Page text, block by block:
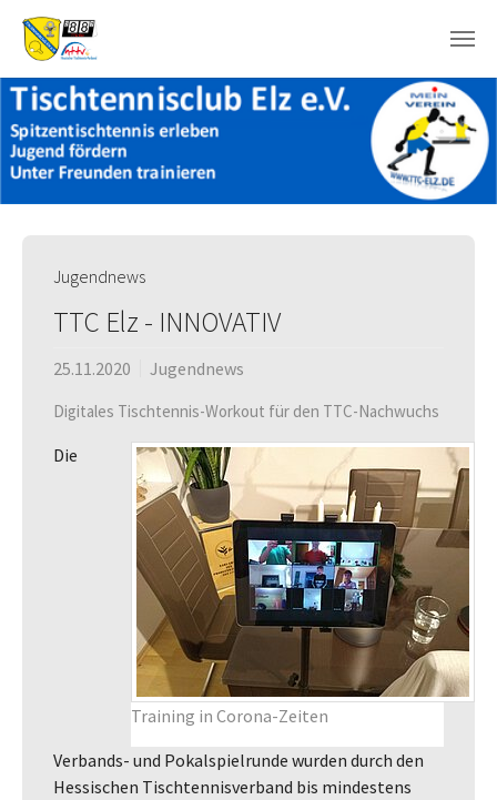
Skip to main content
Jugendnews
TTC Elz - INNOVATIV
25.11.2020 Jugendnews
Digitales Tischtennis-Workout für den TTC-Nachwuchs
Training in Corona-Zeiten
Die
Verbands- und Pokalspielrunde wurden durch den
Hessischen Tischtennisverband bis mindestens